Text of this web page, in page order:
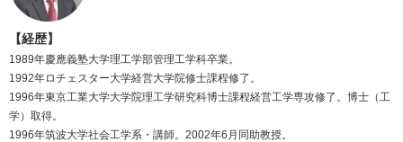
【経歴】
1989年慶應義塾大学理工学部管理工学科卒業。
1992年ロチェスター大学経営大学院修士課程修了。
1996年東京工業大学大学院理工学研究科博士課程経営工学専攻修了。博士（工
学）取得。
1996年筑波大学社会工学系・講師。2002年6月同助教授。